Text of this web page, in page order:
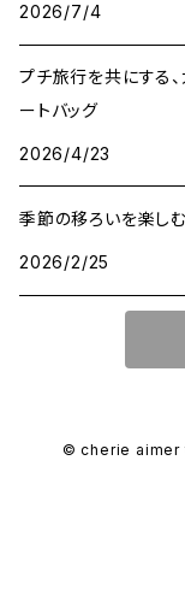
2026/7/4
プチ旅行を共にする
ートバッグ
2026/4/23
季節の移ろいを楽し
2026/2/25
© cherie aimer